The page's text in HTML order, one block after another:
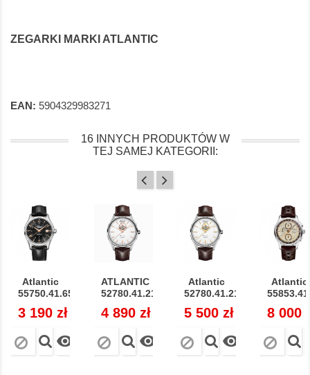
ZEGARKI MARKI ATLANTIC
EAN: 5904329983271
16 INNYCH PRODUKTÓW W
TEJ SAMEJ KATEGORII:
Atlantic
55750.41.65R...
Cena
3 190 zł

ATLANTIC
52780.41.21R...
Cena
4 890 zł

Atlantic
52780.41.21G...
Cena
5 500 zł

Atlantic
Cena
8 000